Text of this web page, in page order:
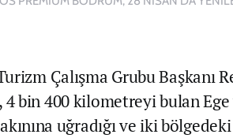
Çalışma Grubu Başkanı
4 bin 400 kilometreyi bulan
uğradığı ve iki